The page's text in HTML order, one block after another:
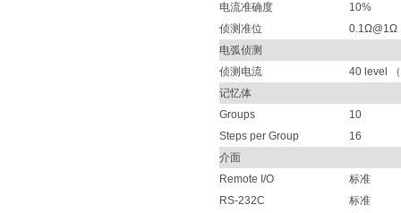
电流准确度
10%
侦测准位
0.1Ω@1Ω
电弧侦测
侦测电流
40 level
记忆体
Groups
10
Steps per Group
16
介面
Remote I/O
标准
RS-232C
标准